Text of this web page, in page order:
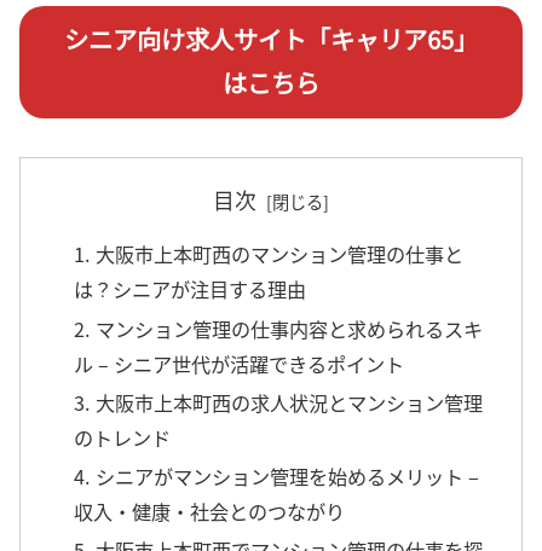
シニア向け求人サイト「キャリア65」
はこちら
目次
1. 大阪市上本町西のマンション管理の仕事と
は？シニアが注目する理由
2. マンション管理の仕事内容と求められるスキ
ル – シニア世代が活躍できるポイント
3. 大阪市上本町西の求人状況とマンション管理
のトレンド
4. シニアがマンション管理を始めるメリット –
収入・健康・社会とのつながり